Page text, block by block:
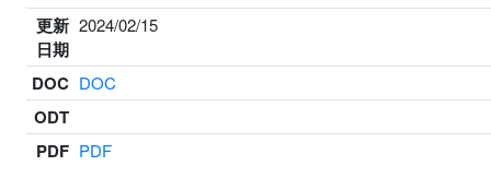
更新
日期
2024/02/15
DOC DOC
ODT
PDF PDF